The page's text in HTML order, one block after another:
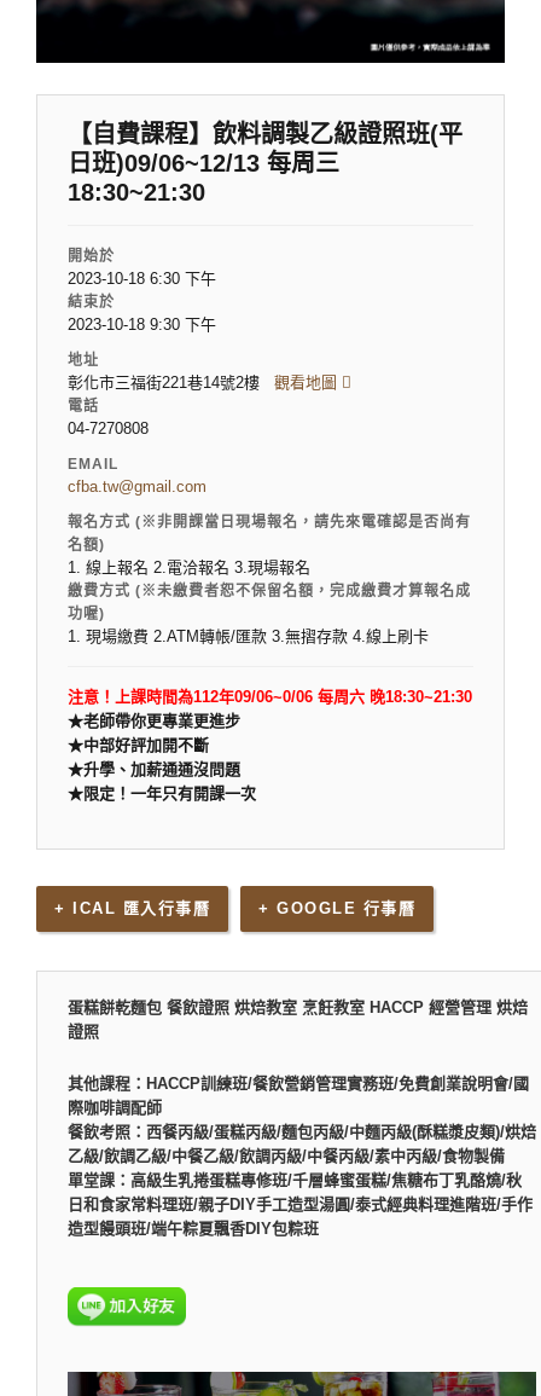
【自費課程】飲料調製乙級證照班(平
日班)09/06~12/13 每周三
18:30~21:30
開始於
2023-10-18 6:30 下午
結束於
2023-10-18 9:30 下午
地址
彰化市三福街221巷14號2樓 觀看地圖
電話
04-7270808
EMAIL
cfba.tw@gmail.com
報名方式 (※非開課當日現場報名，請先來電確認是否尚有
名額)
1. 線上報名 2.電洽報名 3.現場報名
繳費方式 (※未繳費者恕不保留名額，完成繳費才算報名成
功喔)
1. 現場繳費 2.ATM轉帳/匯款 3.無摺存款 4.線上刷卡
注意！上課時間為112年09/06~0/06 每周六 晚18:30~21:30
★老師帶你更專業更進步
★中部好評加開不斷
★升學、加薪通通沒問題
★限定！一年只有開課一次
+ ICAL 匯入行事曆 + GOOGLE 行事曆
蛋糕餅乾麵包 餐飲證照 烘焙教室 烹飪教室 HACCP 經營管理 烘焙
證照
其他課程：HACCP訓練班/餐飲營銷管理實務班/免費創業說明會/國
際咖啡調配師
餐飲考照：西餐丙級/蛋糕丙級/麵包丙級/中麵丙級(酥糕漿皮類)/烘焙
乙級/飲調乙級/中餐乙級/飲調丙級/中餐丙級/素中丙級/食物製備
單堂課：高級生乳捲蛋糕專修班/千層蜂蜜蛋糕/焦糖布丁乳酪燒/秋
日和食家常料理班/親子DIY手工造型湯圓/泰式經典料理進階班/手作
造型饅頭班/端午粽夏飄香DIY包粽班